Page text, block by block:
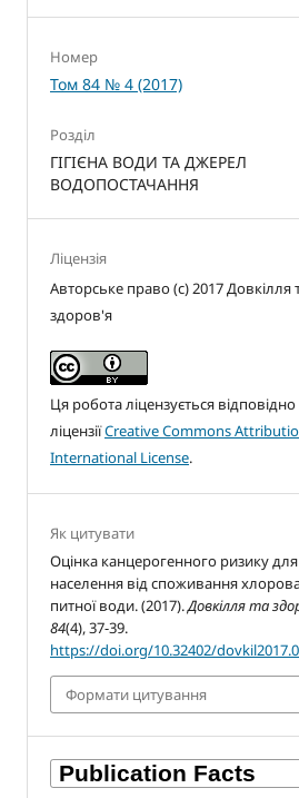
Номер
Том 84 № 4 (2017)
Розділ
ГІГІЄНА ВОДИ ТА ДЖЕРЕЛ
ВОДОПОСТАЧАННЯ
Ліцензія
Авторське право (c) 2017 Довкілля
здоров'я
Ця робота ліцензується
ліцензіїCreative Commons
International License.
Як цитувати
Оцінка канцерогенного ризику для
населення від споживання
питної води. (2017).Довкілля та
84(4), 37-39.
https://doi.org/10.32402/
Формати цитування